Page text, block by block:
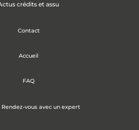
crédits et assu
Contact
Accueil
FAQ
vous avec un expert